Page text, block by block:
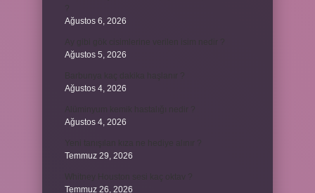
Ağustos 6, 2026
Ağustos 5, 2026
Ağustos 4, 2026
Ağustos 4, 2026
Temmuz 29, 2026
Temmuz 26, 2026